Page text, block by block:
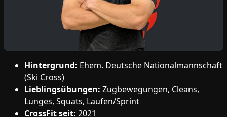
Hintergrund: Ehem. Deutsche Nationalmannschaft
(Ski Cross)
Lieblingsübungen: Zugbewegungen, Cleans,
Lunges, Squats, Laufen/Sprint
CrossFit seit: 2021